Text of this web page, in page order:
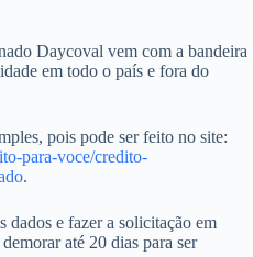
Daycoval vem com a bandeira
em todo o país e fora do
pois pode ser feito no site:
para-voce/credito-
.
dados e fazer a solicitação em
até 20 dias para ser